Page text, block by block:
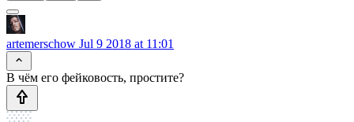
artemerschow Jul 9 2018 at 11:01
В чём его фейковость, простите?